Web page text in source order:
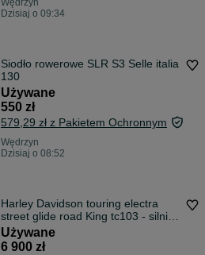
Wędrzyn
Dzisiaj o 09:34
Siodło rowerowe SLR S3 Selle italia
130
Używane
550 zł
579,29 zł z Pakietem Ochronnym
Wędrzyn
Dzisiaj o 08:52
Harley Davidson touring electra
street glide road King tc103 - silnik
przebieg 40tys km
Używane
6 900 zł